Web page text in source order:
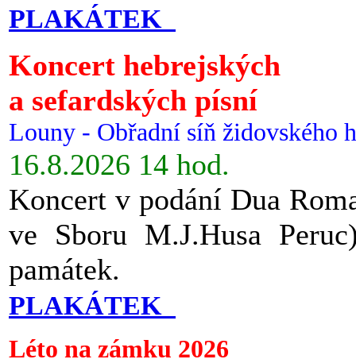
PLAKÁTEK
Koncert hebrejských
a sefardských písní
Louny - Obřadní síň židovského
16.8.2026 14 hod.
Koncert v podání Dua
ve Sboru M.J.Husa
památek.
PLAKÁTEK
Léto na zámku 2026